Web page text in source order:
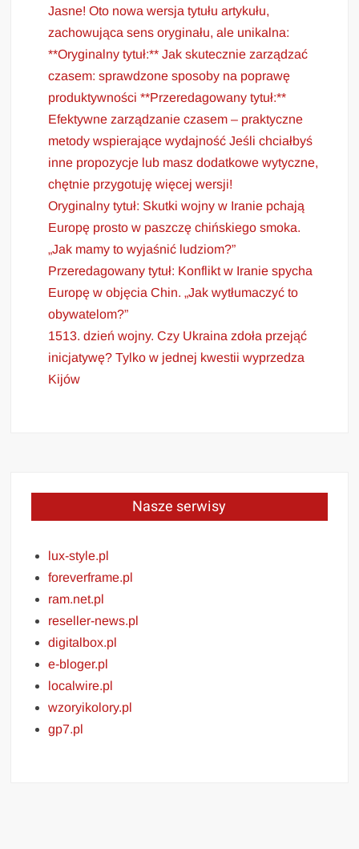
Jasne! Oto nowa wersja tytułu artykułu,
zachowująca sens oryginału, ale unikalna:
**Oryginalny tytuł:** Jak skutecznie zarządzać
czasem: sprawdzone sposoby na poprawę
produktywności **Przeredagowany tytuł:**
Efektywne zarządzanie czasem – praktyczne
metody wspierające wydajność Jeśli chciałbyś
inne propozycje lub masz dodatkowe wytyczne,
chętnie przygotuję więcej wersji!
Oryginalny tytuł: Skutki wojny w Iranie pchają
Europę prosto w paszczę chińskiego smoka.
„Jak mamy to wyjaśnić ludziom?”
Przeredagowany tytuł: Konflikt w Iranie spycha
Europę w objęcia Chin. „Jak wytłumaczyć to
obywatelom?”
1513. dzień wojny. Czy Ukraina zdoła przejąć
inicjatywę? Tylko w jednej kwestii wyprzedza
Kijów
Nasze serwisy
lux-style.pl
foreverframe.pl
ram.net.pl
reseller-news.pl
digitalbox.pl
e-bloger.pl
localwire.pl
wzoryikolory.pl
gp7.pl